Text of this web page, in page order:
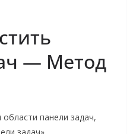
— Метод
панели задач,